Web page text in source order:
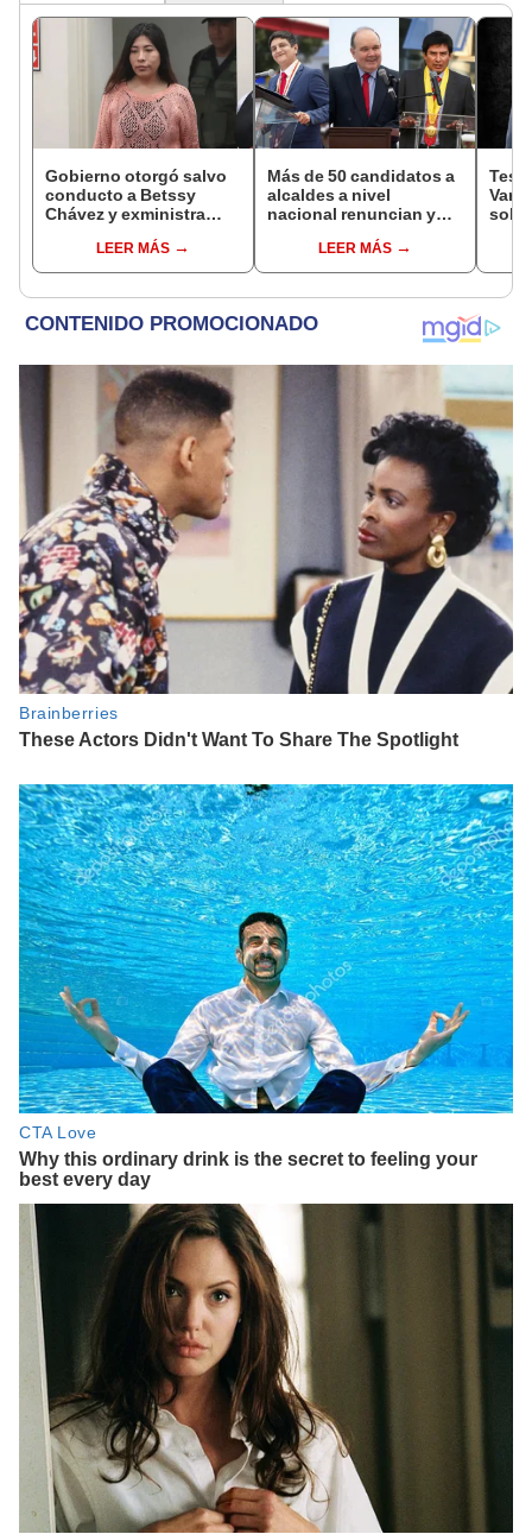
Gobierno otorgó salvo
conducto a Betssy
Chávez y exministra
madrugadaLEER MÁS
Más de 50 candidatos a
alcaldes a nivel
nacional renuncian y
encubiertaLEER MÁS